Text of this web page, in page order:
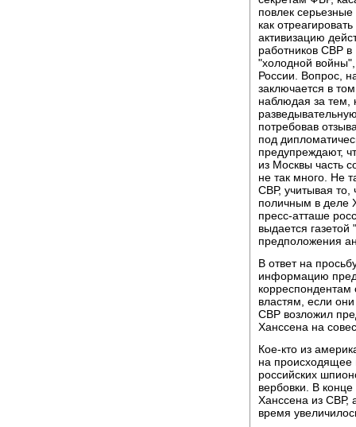
повлек
как
активизацию
работников СВР в
"холодной
России. Вопрос,
заключается в
наблюдая за тем,
потребовав
под
предупреждают,
из Москвы часть
не так много. Не
СВР, учитывая то,
поличным в деле
пресс-атташе
выдается
предположения
В ответ на
информацию
властям, если
СВР возложил
Ханссена на
Кое-кто из
на
российских
вербовки. В
Ханссена из СВР,
время